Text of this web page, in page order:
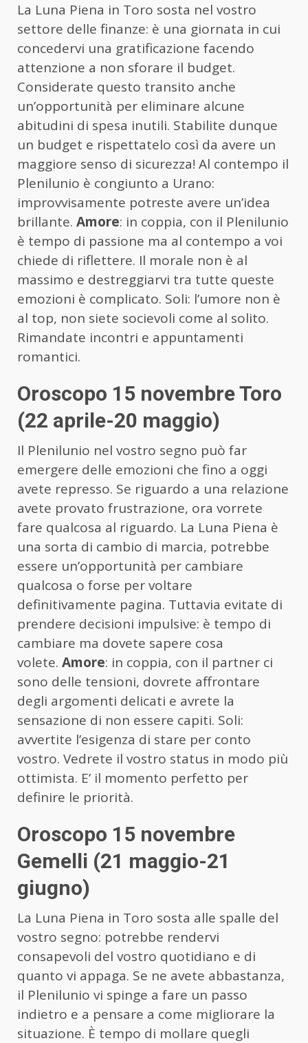
La Luna Piena in Toro sosta nel vostro
settore delle finanze: è una giornata in cui
concedervi una gratificazione facendo
attenzione a non sforare il budget.
Considerate questo transito anche
un’opportunità per eliminare alcune
abitudini di spesa inutili. Stabilite dunque
un budget e rispettatelo così da avere un
maggiore senso di sicurezza! Al contempo il
Plenilunio è congiunto a Urano:
improvvisamente potreste avere un’idea
brillante. Amore: in coppia, con il Plenilunio
è tempo di passione ma al contempo a voi
chiede di riflettere. Il morale non è al
massimo e destreggiarvi tra tutte queste
emozioni è complicato. Soli: l’umore non è
al top, non siete socievoli come al solito.
Rimandate incontri e appuntamenti
romantici.
Oroscopo 15 novembre Toro
(22 aprile-20 maggio)
Il Plenilunio nel vostro segno può far
emergere delle emozioni che fino a oggi
avete represso. Se riguardo a una relazione
avete provato frustrazione, ora vorrete
fare qualcosa al riguardo. La Luna Piena è
una sorta di cambio di marcia, potrebbe
essere un’opportunità per cambiare
qualcosa o forse per voltare
definitivamente pagina. Tuttavia evitate di
prendere decisioni impulsive: è tempo di
cambiare ma dovete sapere cosa
volete. Amore: in coppia, con il partner ci
sono delle tensioni, dovrete affrontare
degli argomenti delicati e avrete la
sensazione di non essere capiti. Soli:
avvertite l’esigenza di stare per conto
vostro. Vedrete il vostro status in modo più
ottimista. E’ il momento perfetto per
definire le priorità.
Oroscopo 15 novembre
Gemelli (21 maggio-21
giugno)
La Luna Piena in Toro sosta alle spalle del
vostro segno: potrebbe rendervi
consapevoli del vostro quotidiano e di
quanto vi appaga. Se ne avete abbastanza,
il Plenilunio vi spinge a fare un passo
indietro e a pensare a come migliorare la
situazione. È tempo di mollare quegli